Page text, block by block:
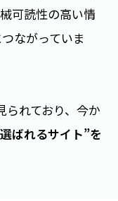
可読性の高い情
ながっていま
られており、今か
ばれるサイト”を
末は予約で満席
安定し、人手不
れました。
的な成功事例で
ジネスプロフィ
、アクセス数が
導線・ビジュア
”を中長期で継